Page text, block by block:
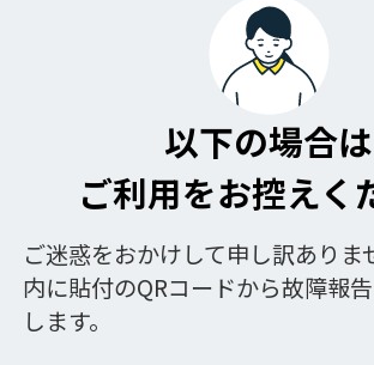
以下の場合は
ご利用をお控えく
ご迷惑をおかけして申し訳ありま
内に貼付のQRコードから故障報
します。